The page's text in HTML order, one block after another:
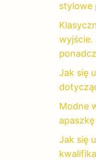
stylowe
Jak się
Modne
Jak się